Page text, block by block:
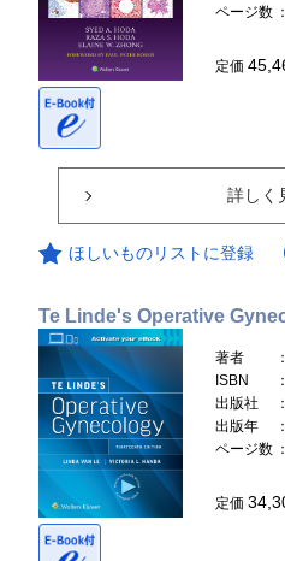
ページ数
定価
詳しく
ほしいものリストに登録
Te Linde's Operative
著者
ISBN
出版社
出版年
ページ数
定価